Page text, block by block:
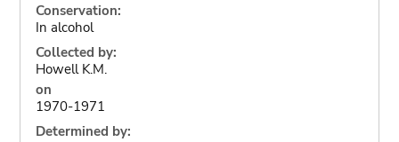
Conservation:
In alcohol
Collected by:
Howell K.M.
on
1970-1971
Determined by: